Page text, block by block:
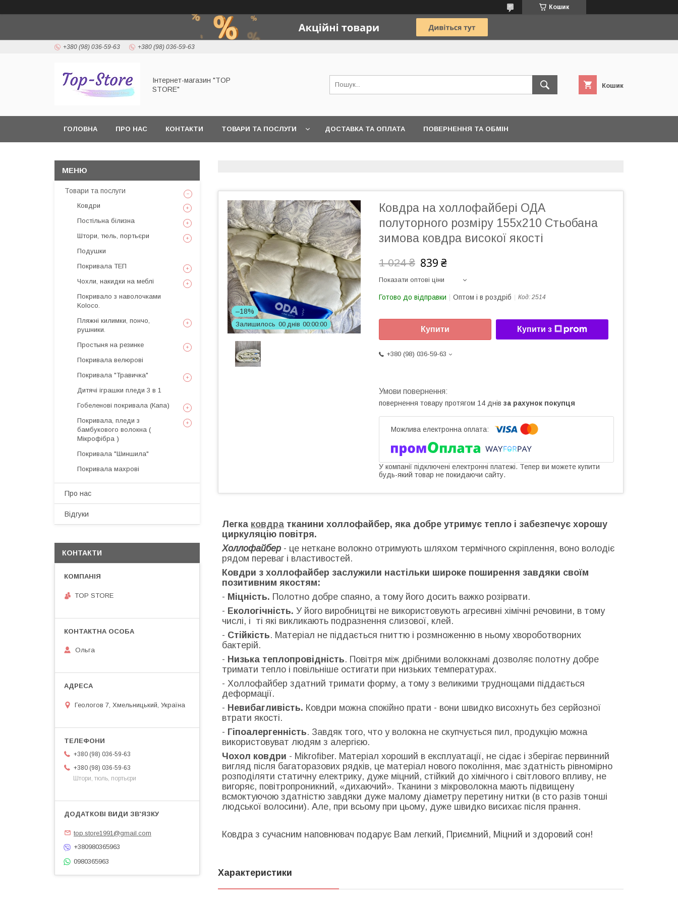
Кошик
+380 (98) 036-59-63 +380 (98) 036-59-63
Інтернет-магазин "TOP
STORE"
Кошик
ГОЛОВНА ПРО НАС КОНТАКТИ ТОВАРИ ТА ПОСЛУГИ ДОСТАВКА ТА ОПЛАТА ПОВЕРНЕННЯ ТА ОБМІН
–18%
Залишилось 00 днів 00 00 00
Ковдра на холлофайбері ОДА
полуторного розміру 155х210 Стьобана
зимова ковдра високої якості
1 024 ₴ 839 ₴
Показати оптові ціни
Готово до відправки Оптом і в роздріб Код: 2514
Купити Купити з
+380 (98) 036-59-63
повернення товару протягом 14 днів за рахунок покупця
У компанії підключені електронні платежі. Тепер ви можете купити
будь-який товар не покидаючи сайту.
Легка ковдра тканини холлофайбер, яка добре утримує тепло і забезпечує хорошу
циркуляцію повітря.
Холлофайбер- це неткане волокно отримують шляхом термічного скріплення, воно володіє
рядом переваг і властивостей.
Ковдри з холлофайбер заслужили настільки широке поширення завдяки своїм
позитивним якостям:
- Міцність. Полотно добре спаяно, а тому його досить важко розірвати.
- Екологічність. У його виробництві не використовують агресивні хімічні речовини, в тому
числі, і ті які викликають подразнення слизової, клей.
- Стійкість. Матеріал не піддається гниттю і розмноженню в ньому хвороботворних
бактерій.
- Низька теплопровідність. Повітря між дрібними волоккнамі дозволяє полотну добре
тримати тепло і повільніше остигати при низьких температурах.
- Холлофайбер здатний тримати форму, а тому з великими труднощами піддається
деформації.
- Невибагливість. Ковдри можна спокійно прати - вони швидко висохнуть без серйозної
втрати якості.
- Гіпоалергенність. Завдяк того, что у волокна не скупчується пил, продукцію можна
використовуват людям з алергією.
Чохол ковдри - Mikrofiber. Матеріал хороший в експлуатації, не сідає і зберігає первинний
вигляд після багаторазових рядків, це матеріал нового покоління, має здатність рівномірно
розподіляти статичну електрику, дуже міцний, стійкий до хімічного і світлового впливу, не
вигоряє, повітропроникний, «дихаючий». Тканини з мікроволокна мають підвищену
всмоктуючою здатністю завдяки дуже малому діаметру перетину нитки (в сто разів тонші
людської волосини). Але, при всьому при цьому, дуже швидко висихає після прання.
Ковдра з сучасним наповнювач подарує Вам легкий, Приємний, Міцний и здоровий сон!
Характеристики
Товари та послуги
Ковдри
Постільна білизна
Штори, тюль, портьєри
Подушки
Покривала ТЕП
Чохли, накидки на меблі
Покривало з наволочками
Koloco.
Пляжні килимки, пончо,
рушники.
Простыня на резинке
Покривала велюрові
Покривала "Травичка"
Дитячі іграшки пледи 3 в 1
Гобеленові покривала (Капа)
Покривала, пледи з
бамбукового волокна (
Мікрофібра )
Покривала "Шиншила"
Покривала махрові
Про нас
Відгуки
КОНТАКТИ
TOP STORE
Ольга
Геологов 7, Хмельницький, Україна
+380 (98) 036-59-63
+380 (98) 036-59-63
Штори, тюль, портьєри
top.store1991@gmail.com
+380980365963
0980365963